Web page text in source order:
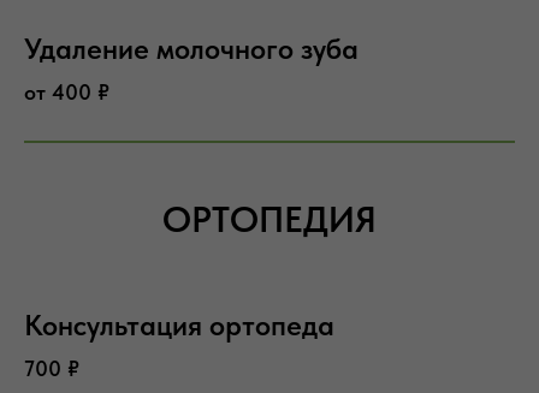
Удаление молочного зуба
от 400 ₽
ОРТОПЕДИЯ
Консультация ортопеда
700 ₽